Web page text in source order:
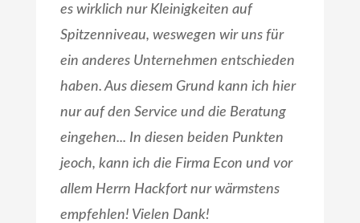
es wirklich nur Kleinigkeiten auf
Spitzenniveau, weswegen wir uns für
ein anderes Unternehmen entschieden
haben. Aus diesem Grund kann ich hier
nur auf den Service und die Beratung
eingehen... In diesen beiden Punkten
jeoch, kann ich die Firma Econ und vor
allem Herrn Hackfort nur wärmstens
empfehlen! Vielen Dank!